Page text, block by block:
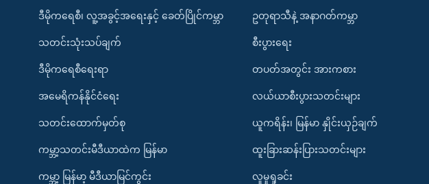
ဒီမိုကရေစီ၊ လူ့အခွင့်အရေးနှင့် ခေတ်ပြိုင်ကမ္ဘာ
သတင်းသုံးသပ်ချက်
ဒီမိုကရေစီရေးရာ
အမေရိကန်နိုင်ငံရေး
သတင်းထောက်မှတ်စု
ကမ္ဘာ့သတင်းမီဒီယာထဲက မြန်မာ
ကမ္ဘာ့ မြန်မာ့ မီဒီယာမြင်ကွင်း
ဥတုရာသီနဲ့ အနာဂတ်ကမ္ဘာ
စီးပွားရေး
တပတ်အတွင်း အားကစား
လယ်ယာစီးပွားသတင်းများ
ယူကရိန်း၊ မြန်မာ နှိုင်းယှဉ်ချက်
ထူးခြားဆန်းပြားသတင်းများ
လူမှုရှုခင်း